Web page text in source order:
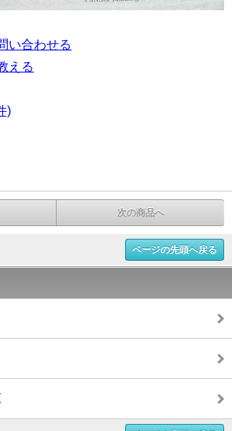
い合わせる
える
)
次の商品へ
ページの先頭へ戻る